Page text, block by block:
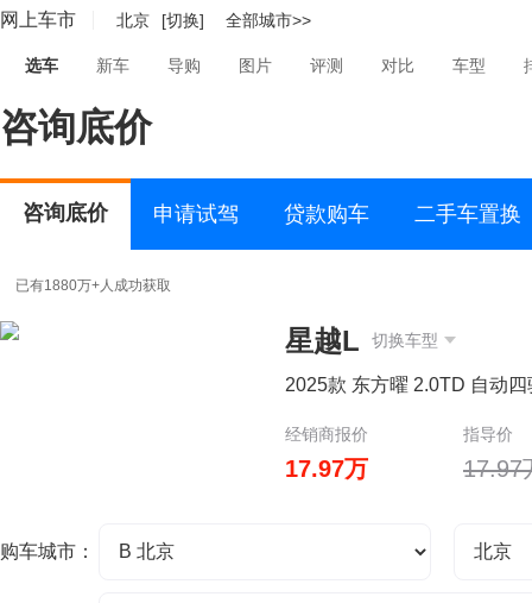
网上车市 北京 [切换] 全部城市>>
选车 新车 导购 图片 评测 对比 车型
咨询底价
咨询底价 申请试驾 贷款购车 二手车置换
已有1880万+人成功获取
星越L 切换车型
2025款 东方曜 2.0TD 自动
经销商报价 指导价
17.97万 17.97
购车城市：